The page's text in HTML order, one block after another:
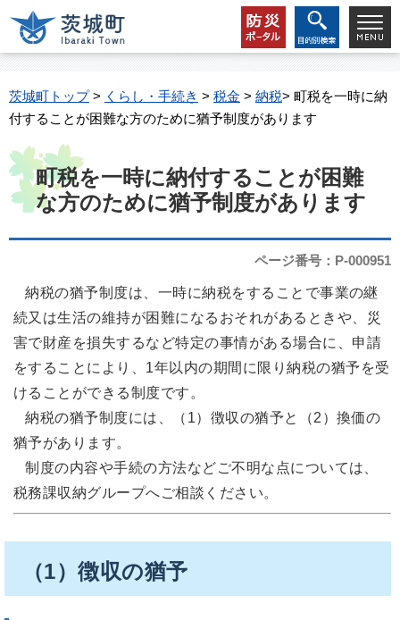
茨城町トップ> くらし・手続き > 税金 > 納税> 町税を一時に納
付することが困難な方のために猶予制度があります
町税を一時に納付することが困難
な方のために猶予制度があります
ページ番号：P-000951
納税の猶予制度は、一時に納税をすることで事業の継
続又は生活の維持が困難になるおそれがあるときや、災
害で財産を損失するなど特定の事情がある場合に、申請
をすることにより、1年以内の期間に限り納税の猶予を受
けることができる制度です。
納税の猶予制度には、（1）徴収の猶予と（2）換価の
猶予があります。
制度の内容や手続の方法などご不明な点については、
税務課収納グループへご相談ください。
（1）徴収の猶予